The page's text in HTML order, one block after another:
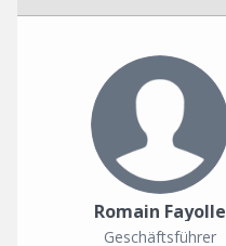
Romain Fayolle
Geschäftsführer